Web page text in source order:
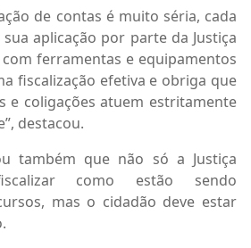
de contas é muito séria, cada
aplicação por parte da Justiça
ferramentas e equipamentos
fiscalização efetiva e obriga que
e coligações atuem estritamente
destacou.
também que não só a Justiça
como estão sendo
mas o cidadão deve estar